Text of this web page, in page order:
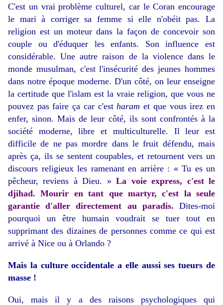
C'est un vrai problème culturel, car le Coran encourage
le mari à corriger sa femme si elle n'obéit pas. La
religion est un moteur dans la façon de concevoir son
couple ou d'éduquer les enfants. Son influence est
considérable. Une autre raison de la violence dans le
monde musulman, c'est l'insécurité des jeunes hommes
dans notre époque moderne. D'un côté, on leur enseigne
la certitude que l'islam est la vraie religion, que vous ne
pouvez pas faire ça car c'estharam et que vous irez en
enfer, sinon. Mais de leur côté, ils sont confrontés à la
société moderne, libre et multiculturelle. Il leur est
difficile de ne pas mordre dans le fruit défendu, mais
après ça, ils se sentent coupables, et retournent vers un
discours religieux les ramenant en arrière : « Tu es un
pêcheur, reviens à Dieu. »La voie express, c'est le
djihad. Mourir en tant que martyr, c'est la seule
garantie d'aller directement au paradis. Dites-moi
pourquoi un être humain voudrait se tuer tout en
supprimant des dizaines de personnes comme ce qui est
arrivé à Nice ou à Orlando ?
Mais la culture occidentale a elle aussi ses tueurs de
masse !
Oui, mais il y a des raisons psychologiques qui